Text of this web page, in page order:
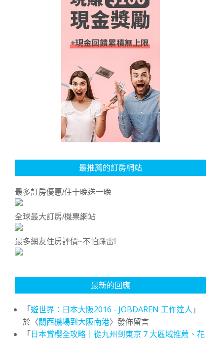
最推薦的訂房網站
最多訂房優惠/住十晚送一晚
全球最大訂房/機票網站
最多網友住房評價~不怕踩雷!
最新的回應
「遊世界：日本大阪2016 - JOBDAREN 工作達人 」
於〈關西機場到大阪南港〉發佈留言
「日本賞櫻全攻略｜從九州到東京 7 大區域推薦、花